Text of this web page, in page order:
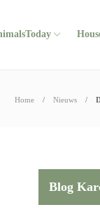
Home Nieuws
Blog